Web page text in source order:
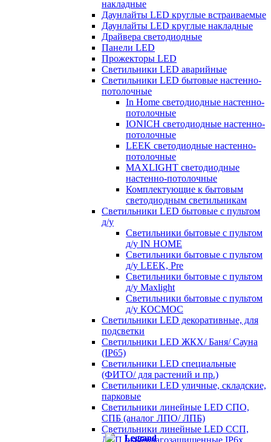
накладные
Даунлайты LED круглые встраиваемые
Даунлайты LED круглые накладные
Драйвера светодиодные
Панели LED
Прожекторы LED
Светильники LED аварийные
Светильники LED бытовые настенно-
потолочные
In Home светодиодные настенно-
потолочные
IONICH светодиодные настенно-
потолочные
LEEK светодиодные настенно-
потолочные
MAXLIGHT светодиодные
настенно-потолочные
Комплектующие к бытовым
светодиодным светильникам
Светильники LED бытовые с пультом
д/у
Светильники бытовые с пультом
д/у IN HOME
Светильники бытовые с пультом
д/у LEEK, Pre
Светильники бытовые с пультом
д/у Maxlight
Светильники бытовые с пультом
д/у КОСМОС
Светильники LED декоративные, для
подсветки
Светильники LED ЖКХ/ Баня/ Сауна
(IP65)
Светильники LED специальные
(ФИТО/ для растений и пр.)
Светильники LED уличные, складские,
парковые
Светильники линейные LED СПО,
СПБ (аналог ЛПО/ ЛПБ)
Светильники линейные LED ССП,